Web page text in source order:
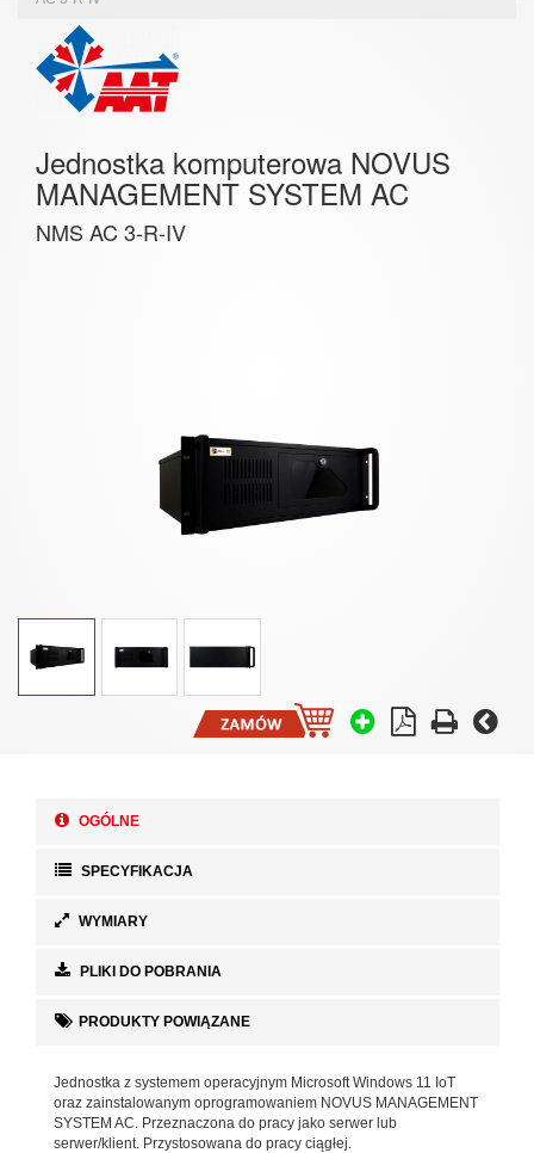
Jednostka komputerowa NOVUS
MANAGEMENT SYSTEM AC
NMS AC 3-R-IV
OGÓLNE
SPECYFIKACJA
WYMIARY
PLIKI DO POBRANIA
PRODUKTY POWIĄZANE
Jednostka z systemem operacyjnym Microsoft Windows 11 IoT
oraz zainstalowanym oprogramowaniem NOVUS MANAGEMENT
SYSTEM AC. Przeznaczona do pracy jako serwer lub
serwer/klient. Przystosowana do pracy ciągłej.